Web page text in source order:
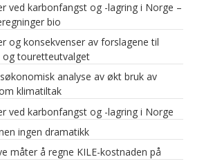
ved karbonfangst og -lagring i Norge –
bio
og konsekvenser av forslagene til
og touretteutvalget
analyse av økt bruk av
klimatiltak
ved karbonfangst og -lagring i Norge
ingen dramatikk
måter å regne KILE-kostnaden på